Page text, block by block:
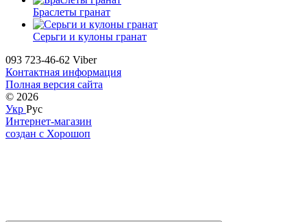
Браслеты гранат
Серьги и кулоны гранат
093 723-46-62 Viber
Контактная информация
Полная версия сайта
© 2026
Укр Рус
Интернет-магазин
создан с Хорошоп